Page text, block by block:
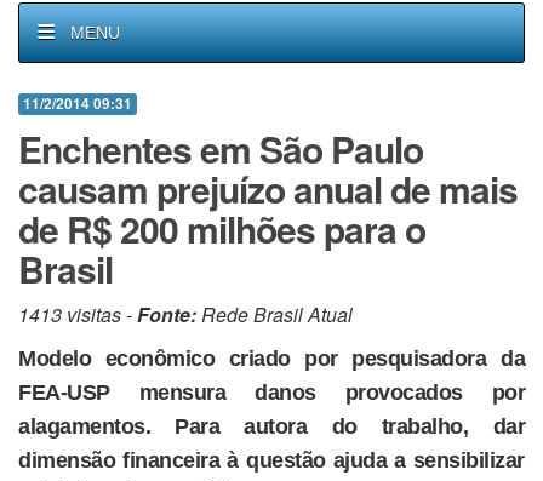
MENU
11/2/2014 09:31
Enchentes em São Paulo
causam prejuízo anual de mais
de R$ 200 milhões para o
Brasil
1413 visitas -Fonte:Rede Brasil Atual
Modelo econômico criado por pesquisadora da
FEA-USP mensura danos provocados por
alagamentos. Para autora do trabalho, dar
dimensão financeira à questão ajuda a sensibilizar